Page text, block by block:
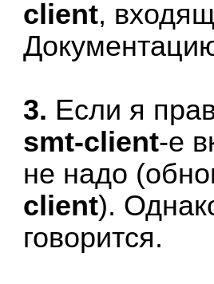
client,
3. Если я
smt-client-е
не надо
client).
говорится.